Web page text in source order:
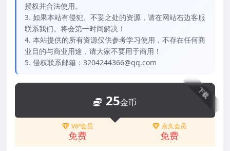
授权并合法使用。
3. 如果本站有侵犯、不妥之处的资源，请在网站右边客服
联系我们。将会第一时间解决！
4. 本站提供的所有资源仅供参考学习使用，不存在任何商
业目的与商业用途，请大家不要用于商用！
5. 侵权联系邮箱：3204244366@qq.com
下载
25金币
VIP会员
免费
永久会员
免费